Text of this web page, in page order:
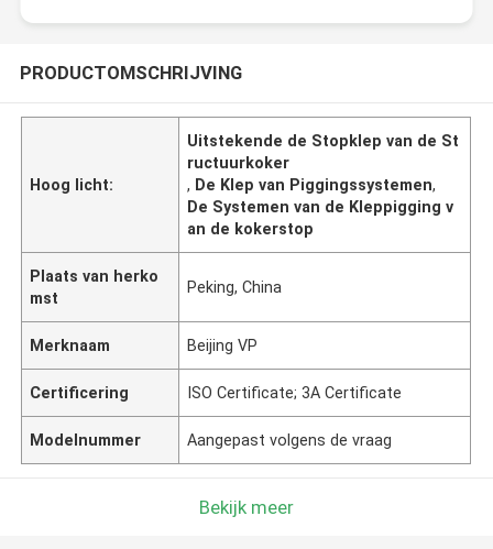
PRODUCTOMSCHRIJVING
Hoog licht:
Uitstekende de Stopklep van de St
ructuurkoker
, De Klep van Piggingssystemen,
De Systemen van de Kleppigging v
an de kokerstop
Plaats van herko
mst
Peking, China
Merknaam Beijing VP
Certificering ISO Certificate; 3A Certificate
Modelnummer Aangepast volgens de vraag
Bekijk meer